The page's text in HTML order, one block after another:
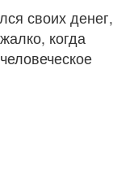
своих денег,
когда